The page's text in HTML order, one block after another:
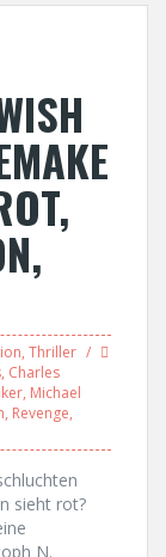
, Thriller
, Charles
, Michael
, Revenge,
sieht rot?
N.